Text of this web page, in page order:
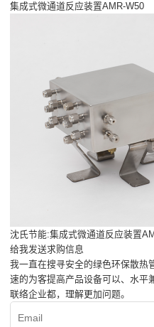
集成式微通道反应装置AMR-W50
沈氏节能:集成式微通道反应装置
给我发送求购信息
我一直在搜寻安全的绿色环保散热
速的为客提高产品设备可以、水平
联络企业都，理解更加问题。